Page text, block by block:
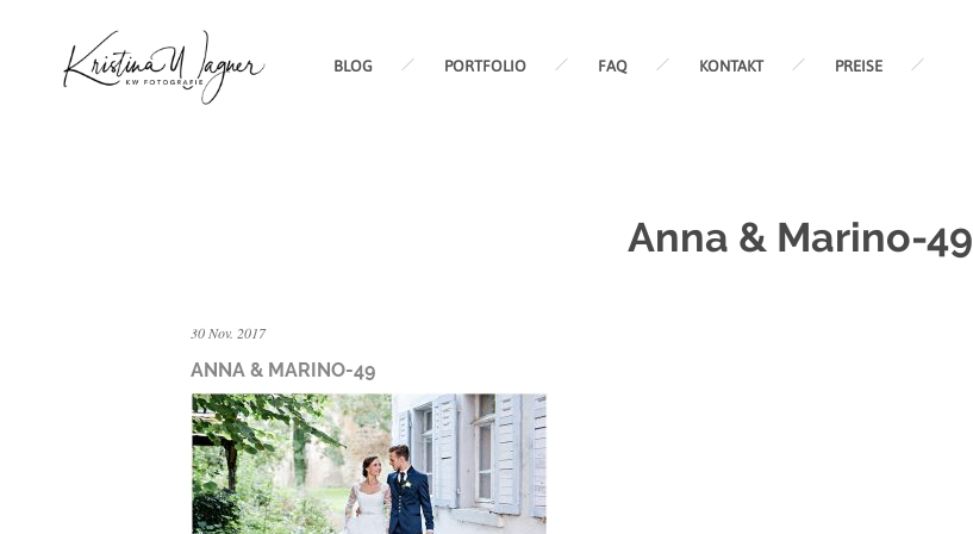
BLOG PORTFOLIO FAQ KONTAKT PREISE
Anna & Marino-49
30 Nov. 2017
ANNA & MARINO-49